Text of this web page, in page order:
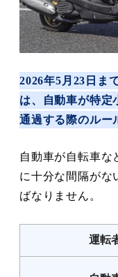
2026年5月23日ま
は、自動車が特定
通過する際のルー
自動車が自転車な
に十分な間隔がな
ばなりません。
運転